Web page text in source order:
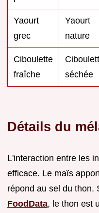
Yaourt
grec
Yaourt
nature
Ciboulette
fraîche
séchée
Détails du
L'interaction entre les
efficace. Le maïs
répond au sel du thon.
FoodData, le thon est